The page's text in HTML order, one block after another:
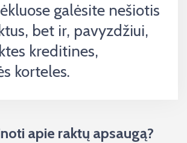
galėsite nešiotis
bet ir, pavyzdžiui,
kreditines,
korteles.
apie raktų apsaugą?